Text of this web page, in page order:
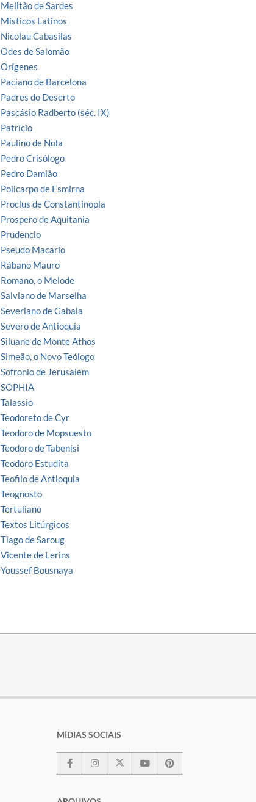
Melitão de Sardes
Misticos Latinos
Nicolau Cabasilas
Odes de Salomão
Orígenes
Paciano de Barcelona
Padres do Deserto
Pascásio Radberto (séc. IX)
Patrício
Paulino de Nola
Pedro Crisólogo
Pedro Damião
Policarpo de Esmirna
Proclus de Constantinopla
Prospero de Aquitania
Prudencio
Pseudo Macario
Rábano Mauro
Romano, o Melode
Salviano de Marselha
Severiano de Gabala
Severo de Antioquia
Siluane de Monte Athos
Simeão, o Novo Teólogo
Sofronio de Jerusalem
SOPHIA
Talassio
Teodoreto de Cyr
Teodoro de Mopsuesto
Teodoro de Tabenisi
Teodoro Estudita
Teofilo de Antioquia
Teognosto
Tertuliano
Textos Litúrgicos
Tiago de Saroug
Vicente de Lerins
Youssef Bousnaya
MÍDIAS SOCIAIS